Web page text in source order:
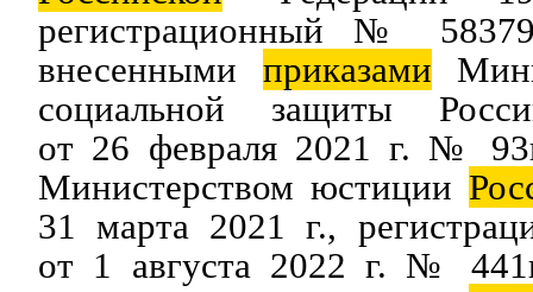
регистрационный №
внесенными приказами
социальной защиты
от 26 февраля 2021 г. №
Министерством юстиции
31 марта 2021 г.,
от 1 августа 2022 г. №